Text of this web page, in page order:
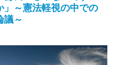
」～憲法軽視の中での
議～